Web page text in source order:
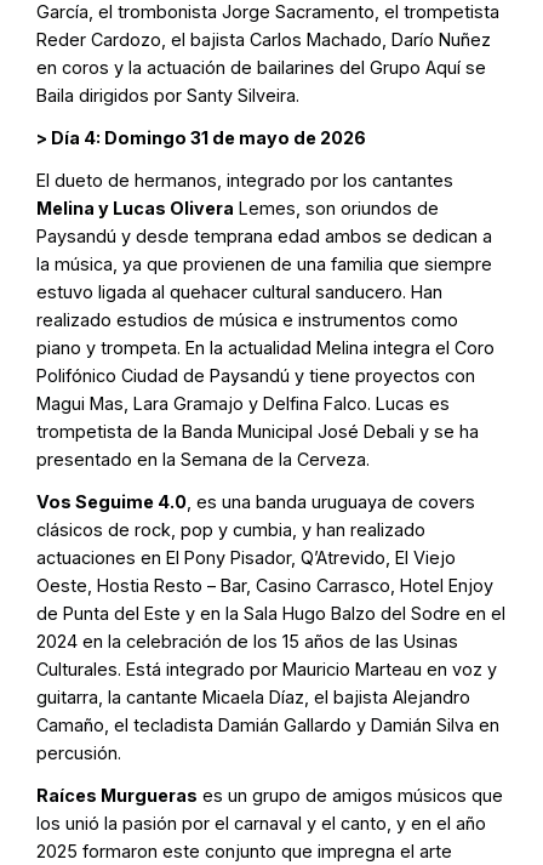
García, el trombonista Jorge Sacramento, el trompetista
Reder Cardozo, el bajista Carlos Machado, Darío Nuñez
en coros y la actuación de bailarines del Grupo Aquí se
Baila dirigidos por Santy Silveira.
> Día 4: Domingo 31 de mayo de 2026
El dueto de hermanos, integrado por los cantantes
Melina y Lucas Olivera Lemes, son oriundos de
Paysandú y desde temprana edad ambos se dedican a
la música, ya que provienen de una familia que siempre
estuvo ligada al quehacer cultural sanducero. Han
realizado estudios de música e instrumentos como
piano y trompeta. En la actualidad Melina integra el Coro
Polifónico Ciudad de Paysandú y tiene proyectos con
Magui Mas, Lara Gramajo y Delfina Falco. Lucas es
trompetista de la Banda Municipal José Debali y se ha
presentado en la Semana de la Cerveza.
Vos Seguime 4.0 , es una banda uruguaya de covers
clásicos de rock, pop y cumbia, y han realizado
actuaciones en El Pony Pisador, Q’Atrevido, El Viejo
Oeste, Hostia Resto – Bar, Casino Carrasco, Hotel Enjoy
de Punta del Este y en la Sala Hugo Balzo del Sodre en el
2024 en la celebración de los 15 años de las Usinas
Culturales. Está integrado por Mauricio Marteau en voz y
guitarra, la cantante Micaela Díaz, el bajista Alejandro
Camaño, el tecladista Damián Gallardo y Damián Silva en
percusión.
Raíces Murgueras es un grupo de amigos músicos que
los unió la pasión por el carnaval y el canto, y en el año
2025 formaron este conjunto que impregna el arte